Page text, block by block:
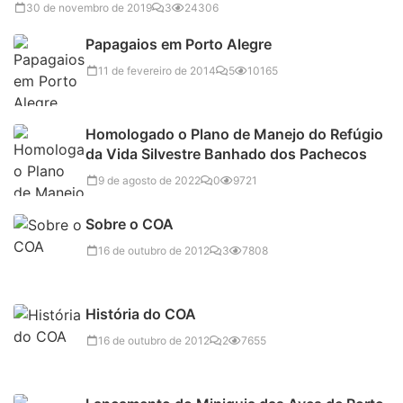
30 de novembro de 2019 3 24306
Papagaios em Porto Alegre
11 de fevereiro de 2014 5 10165
Homologado o Plano de Manejo do Refúgio
da Vida Silvestre Banhado dos Pachecos
9 de agosto de 2022 0 9721
Sobre o COA
16 de outubro de 2012 3 7808
História do COA
16 de outubro de 2012 2 7655